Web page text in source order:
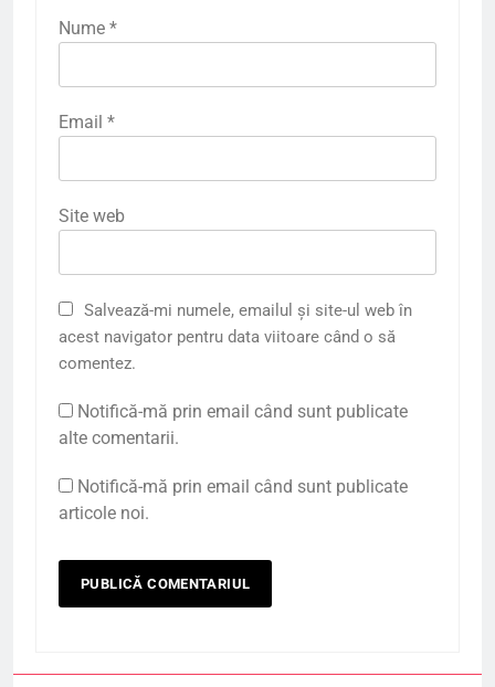
Nume *
Email *
Site web
Salvează-mi numele, emailul și site-ul web în
acest navigator pentru data viitoare când o să
comentez.
Notifică-mă prin email când sunt publicate
alte comentarii.
Notifică-mă prin email când sunt publicate
articole noi.